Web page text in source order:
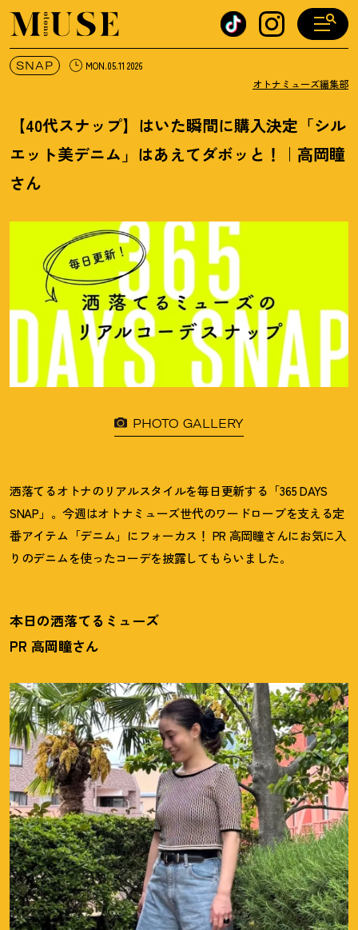
オトナミューズ ウェブ
SNAP MON.05.11 2026
オトナミューズ編集部
【40代スナップ】はいた瞬間に購入決定「シル
エット美デニム」はあえてダボッと ！
｜高岡瞳
さん
PHOTO GALLERY
洒落てるオトナのリアルスタイルを毎日更新する「365 DAYS
SNAP」。今週はオトナミューズ世代のワードローブを支える定
番アイテム「デニム」にフォーカス ！ PR 高岡瞳さんにお気に入
りのデニムを使ったコーデを披露してもらいました。
本日の洒落てるミューズ
PR 高岡瞳さん